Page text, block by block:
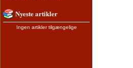
Nyeste artikler
Ingen artikler tilgængelige